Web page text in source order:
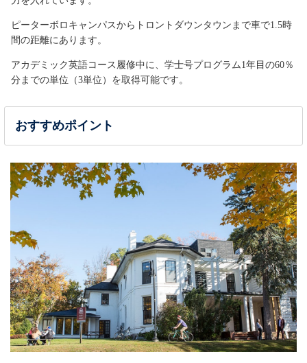
ピーターボロキャンパスからトロントダウンタウンまで車で1.5時
間の距離にあります。
アカデミック英語コース履修中に、学士号プログラム1年目の60％
分までの単位（3単位）を取得可能です。
おすすめポイント